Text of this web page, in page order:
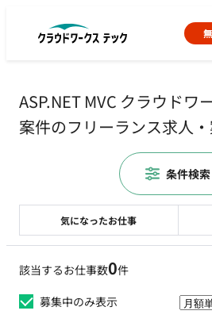
ASP.NET MVC クラウドワ
案件のフリーランス求人
該当するお仕事数0件
募集中のみ表示
気になったお仕事
条件検索